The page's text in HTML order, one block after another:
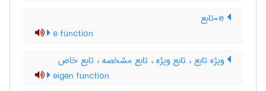
e function
ویژه تابع ، تابع ویژه ، تابع مشخصه ، تابع خاص
eigen function